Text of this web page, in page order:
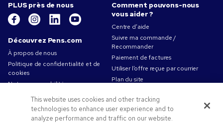
PLUS près de nous
Découvrez Pens.com
À propos de nous
Politique de confidentialité et de
cookies
Notre responsabilité
Conditions d'utilisation
Conditions générales de vente
Travailler chez Pens.com
Comment pouvons-nous
vous aider ?
Centre d’aide
Suivre ma commande /
Recommander
Paiement de factures
Utiliser l’offre reçue par courrier
Plan du site
This website uses cookies and other tracking
technologies to enhance user experience and to
analyze performance and traffic on our website.